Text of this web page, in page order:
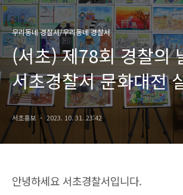
우리동네 경찰서/우리동네 경찰서
(서초) 제78회 경찰의
서초경찰서 문화대전
서초홍보 2023. 10. 31. 23:42
안녕하세요 서초경찰서입니다.